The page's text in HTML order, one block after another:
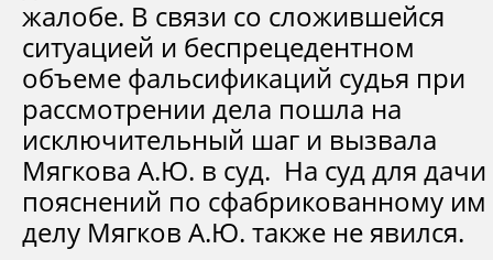
жалобе. В связи со сложившейся
ситуацией и беспрецедентном
объеме фальсификаций судья при
рассмотрении дела пошла на
исключительный шаг и вызвала
Мягкова А.Ю. в суд. На суд для дачи
пояснений по сфабрикованному им
делу Мягков А.Ю. также не явился.